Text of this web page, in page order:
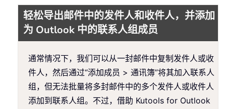
轻松导出邮件中的发件人和收件人，并添加
为 Outlook 中的联系人组成员
通常情况下，我们可以从一封邮件中复制发件人或收
件人，然后通过“添加成员 > 通讯簿”将其加入联系人
组，但无法批量将多封邮件中的多个发件人或收件人
添加到联系人组。不过，借助 Kutools for Outlook